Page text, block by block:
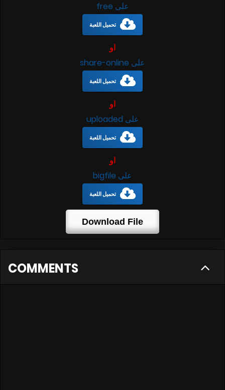
على free
تحميل اللعبة
او
على share-online
تحميل اللعبة
او
على uploaded
تحميل اللعبة
او
على bigfile
تحميل اللعبة
Download File
COMMENTS